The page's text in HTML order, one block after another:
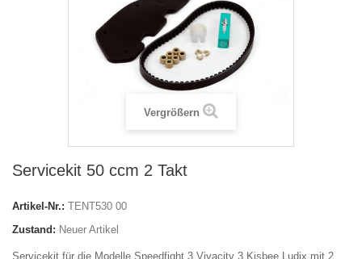
Vergrößern
Servicekit 50 ccm 2 Takt
Artikel-Nr.: TENT530 00
Zustand: Neuer Artikel
Servicekit für die Modelle Speedfight 3 Vivacity 3 Kisbee Ludix mit 2